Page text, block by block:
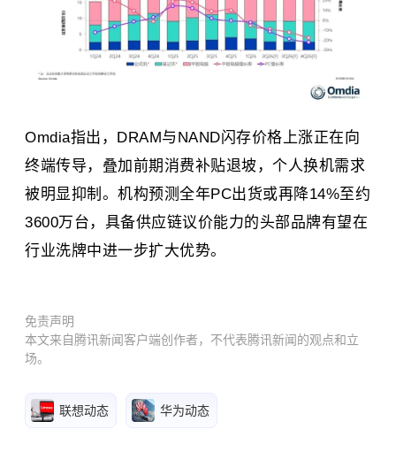
Omdia指出，DRAM与NAND闪存价格上涨正在向
终端传导，叠加前期消费补贴退坡，个人换机需求
被明显抑制。机构预测全年PC出货或再降14%至约
3600万台，具备供应链议价能力的头部品牌有望在
行业洗牌中进一步扩大优势。
免责声明
本文来自腾讯新闻客户端创作者，不代表腾讯新闻的观点和立
场。
联想动态 华为动态